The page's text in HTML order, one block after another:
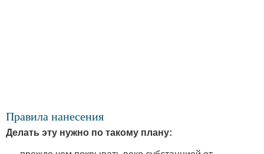
Правила нанесения
Делать эту нужно по такому плану: